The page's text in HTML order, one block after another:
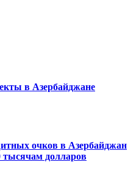
в Азербайджане
очков в Азербайджан
тысячам долларов